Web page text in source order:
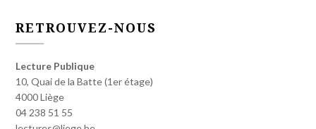
RETROUVEZ-NOUS
Lecture Publique
10, Quai de la Batte (1er étage)
4000 Liège
04 238 51 55